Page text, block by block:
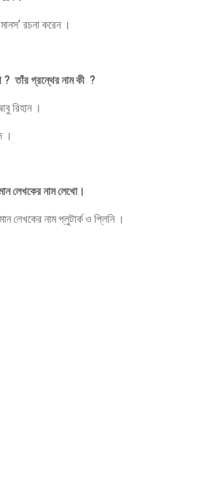
রচনা করেন ।
তাঁর গ্রন্থের নাম কী ?
রিহান ।
।
লেখকের নাম লেখো।
লেখকের নাম প্লুটার্ক ও প্লিনি ।